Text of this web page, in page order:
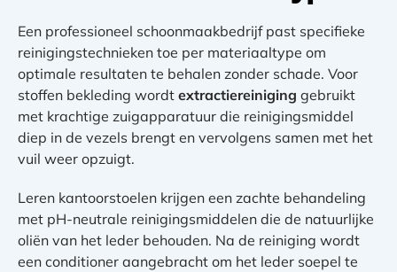
Een professioneel schoonmaakbedrijf past specifieke
reinigingstechnieken toe per materiaaltype om
optimale resultaten te behalen zonder schade. Voor
stoffen bekleding wordt extractiereiniging gebruikt
met krachtige zuigapparatuur die reinigingsmiddel
diep in de vezels brengt en vervolgens samen met het
vuil weer opzuigt.
Leren kantoorstoelen krijgen een zachte behandeling
met pH-neutrale reinigingsmiddelen die de natuurlijke
oliën van het leder behouden. Na de reiniging wordt
een conditioner aangebracht om het leder soepel te